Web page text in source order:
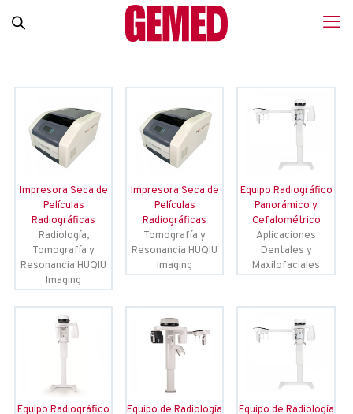
Impresora Seca de
Películas
Radiográficas
Radiología,
Tomografía y
Resonancia HUQIU
Imaging
Impresora Seca de
Películas
Radiográficas
Tomografía y
Resonancia HUQIU
Imaging
Equipo Radiográfico
Panorámico y
Cefalométrico
Aplicaciones
Dentales y
Maxilofaciales
Equipo Radiográfico
Equipo de Radiología
Equipo de Radiología